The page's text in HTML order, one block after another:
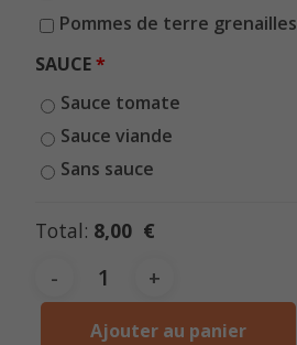
Pommes de terre grenailles
SAUCE
Sauce tomate
Sauce viande
Sans sauce
Total: 8,00 €
Ajouter au panier